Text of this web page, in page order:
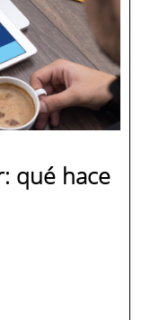
conjunto de
Si te
directivo...
qué hace